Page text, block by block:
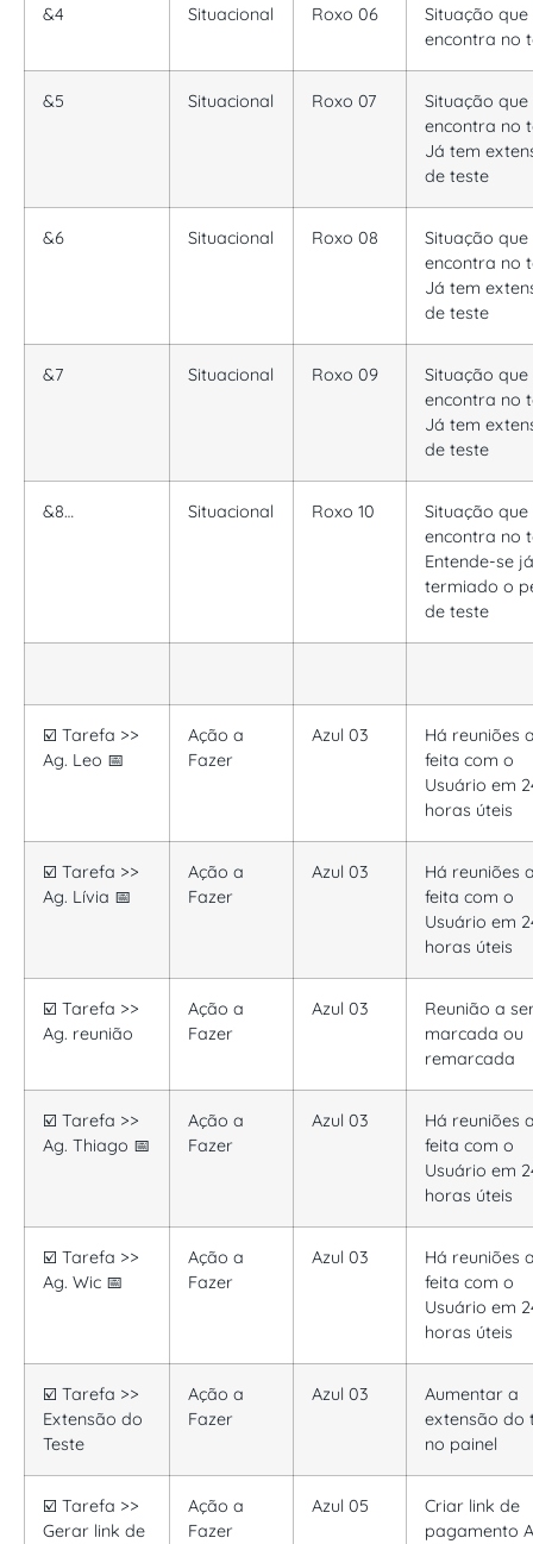
&4 Situacional Roxo 06
Situação que
encontra no
&5 Situacional Roxo 07
Situação que
encontra no
Já tem
de teste
&6 Situacional Roxo 08
Situação que
encontra no
Já tem
de teste
&7 Situacional Roxo 09
Situação que
encontra no
Já tem
de teste
&8… Situacional Roxo 10
Situação que
encontra no
Entende-se
termiado o
de teste
☑️ Tarefa >>
Ag. Leo 📅
Ação a
Fazer
Azul 03
Há reuniões
feita com o
Usuário em
horas úteis
☑️ Tarefa >>
Ag. Lívia 📅
Ação a
Fazer
Azul 03
Há reuniões
feita com o
Usuário em
horas úteis
☑️ Tarefa >>
Ag. reunião
Ação a
Fazer
Azul 03
Reunião a
marcada ou
remarcada
☑️ Tarefa >>
Ag. Thiago 📅
Ação a
Fazer
Azul 03
Há reuniões
feita com o
Usuário em
horas úteis
☑️ Tarefa >>
Ag. Wic 📅
Ação a
Fazer
Azul 03
Há reuniões
feita com o
Usuário em
horas úteis
☑️ Tarefa >>
Extensão do
Teste
Ação a
Fazer
Azul 03
Aumentar a
extensão do
no painel
☑️ Tarefa >>
Gerar link de
Ação a
Fazer
Azul 05
Criar link de
pagamento